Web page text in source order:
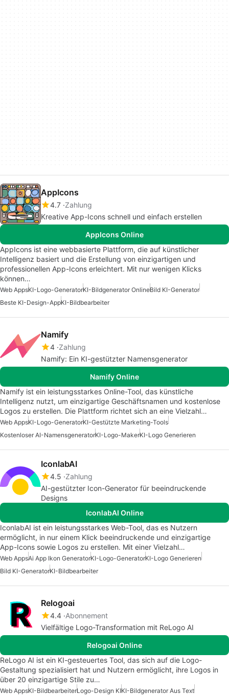
AppIcons
4.7 Zahlung
Kreative App-Icons schnell und einfach erstellen
AppIcons Online
AppIcons ist eine webbasierte Plattform, die auf künstlicher
Intelligenz basiert und die Erstellung von einzigartigen und
professionellen App-Icons erleichtert. Mit nur wenigen Klicks
können…
Web AppsKI-Logo-GeneratorKI-Bildgenerator OnlineBild KI-Generator
Beste KI-Design-AppKI-Bildbearbeiter
Namify
4 Zahlung
Namify: Ein KI-gestützter Namensgenerator
Namify Online
Namify ist ein leistungsstarkes Online-Tool, das künstliche
Intelligenz nutzt, um einzigartige Geschäftsnamen und kostenlose
Logos zu erstellen. Die Plattform richtet sich an eine Vielzahl…
Web AppsKI-Logo-GeneratorKI-Gestützte Marketing-Tools
Kostenloser AI-NamensgeneratorKI-Logo-MakerKI-Logo Generieren
IconlabAI
4.5 Zahlung
AI-gestützter Icon-Generator für beeindruckende
Designs
IconlabAI Online
IconlabAI ist ein leistungsstarkes Web-Tool, das es Nutzern
ermöglicht, in nur einem Klick beeindruckende und einzigartige
App-Icons sowie Logos zu erstellen. Mit einer Vielzahl…
Web AppsAi App Ikon GeneratorKI-Logo-GeneratorKI-Logo Generieren
Bild KI-GeneratorKI-Bildbearbeiter
Relogoai
4.4 Abonnement
Vielfältige Logo-Transformation mit ReLogo AI
Relogoai Online
ReLogo AI ist ein KI-gesteuertes Tool, das sich auf die Logo-
Gestaltung spezialisiert hat und Nutzern ermöglicht, ihre Logos in
über 20 einzigartige Stile zu…
Web AppsKI-BildbearbeiterLogo-Design KIKI-Bildgenerator Aus Text